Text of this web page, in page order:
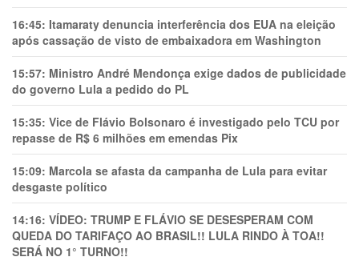
16:45: Itamaraty denuncia interferência dos EUA na eleição
após cassação de visto de embaixadora em Washington
15:57: Ministro André Mendonça exige dados de publicidade
do governo Lula a pedido do PL
15:35: Vice de Flávio Bolsonaro é investigado pelo TCU por
repasse de R$ 6 milhões em emendas Pix
15:09: Marcola se afasta da campanha de Lula para evitar
desgaste político
14:16: VÍDEO: TRUMP E FLÁVIO SE DESESPERAM COM
QUEDA DO TARIFAÇO AO BRASIL!! LULA RINDO À TOA!!
SERÁ NO 1° TURNO!!